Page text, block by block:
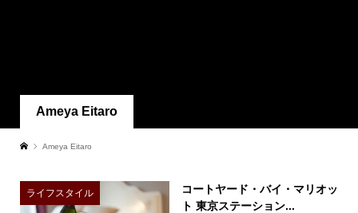
Ameya Eitaro
Ameya Eitaro
ライフスタイル
コートヤード・バイ・マリオッ
ト 東京ステーション...